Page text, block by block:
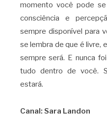
momento você pode
consciência e
sempre disponível para
se lembra de que é livre,
sempre será. E nunca
tudo dentro de você.
estará.
Canal: Sara Landon